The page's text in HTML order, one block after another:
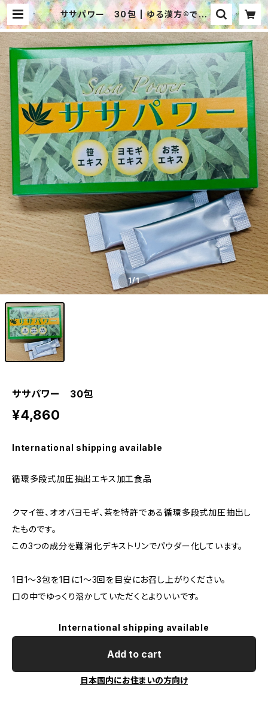
ササパワー 30包 | ゆる漢方®で毎
日ハッピー WEBショップ
1/1
ササパワー 30包
¥4,860
International shipping available
循環多段式加圧抽出エキス加工食品
クマイ笹、オオバヨモギ、茶を特許である循環多段式加圧抽出し
たものです。
この3つの成分を難消化デキストリンでパウダー化しています。
1日1～3包を1日に1～3回を目安にお召し上がりください。
口の中でゆっくり溶かしていただくとよりいいです。
International shipping available
Add to cart
日本国内にお住まいの方向け